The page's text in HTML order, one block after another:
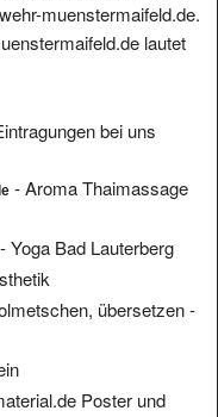
muenstermaifeld.de.
lautet
bei uns
- Aroma Thaimassage
- Yoga Bad Lauterberg
übersetzen -
Poster und